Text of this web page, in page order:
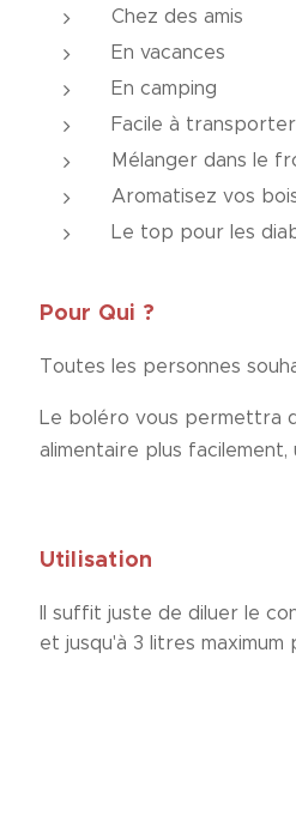
Chez des amis
En vacances
En camping
Facile à
Mélanger dans le
Aromatisez vos
Le top pour les
Pour Qui ?
Toutes les personnes
Le boléro vous permettra
alimentaire plus
Utilisation
Il suffit juste de diluer le
et jusqu'à 3 litres